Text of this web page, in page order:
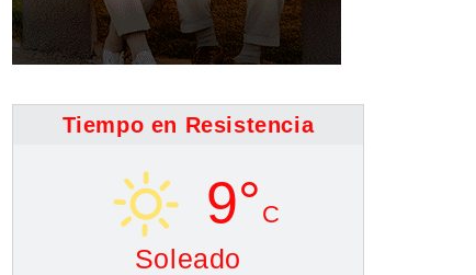
Tiempo en Resistencia
9° C
Soleado